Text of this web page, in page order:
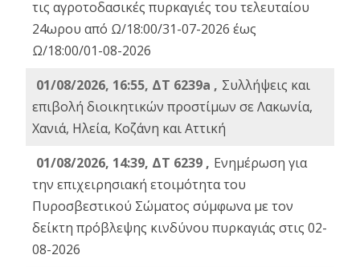
τις αγροτοδασικές πυρκαγιές του τελευταίου
24ωρου από Ω/18:00/31-07-2026 έως
Ω/18:00/01-08-2026
01/08/2026, 16:55, ΔΤ 6239a , Συλλήψεις και
επιβολή διοικητικών προστίμων σε Λακωνία,
Χανιά, Ηλεία, Κοζάνη και Αττική
01/08/2026, 14:39, ΔΤ 6239 , Ενημέρωση για
την επιχειρησιακή ετοιμότητα του
Πυροσβεστικού Σώματος σύμφωνα με τον
δείκτη πρόβλεψης κινδύνου πυρκαγιάς στις 02-
08-2026